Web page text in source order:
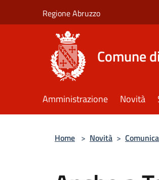
Regione Abruzzo
Comune
Amministrazione Novità
Home > Novità >